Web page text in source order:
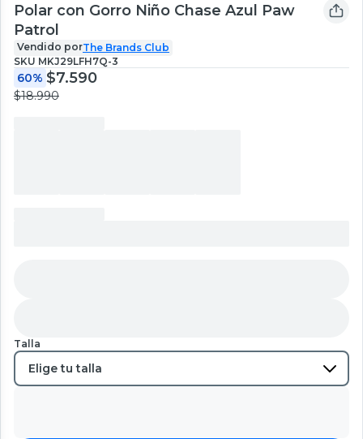
Polar con Gorro Niño Chase Azul Paw
Patrol
Vendido porThe Brands Club
SKU MKJ29LFH7Q-3
60% $7.590
$18.990
Talla